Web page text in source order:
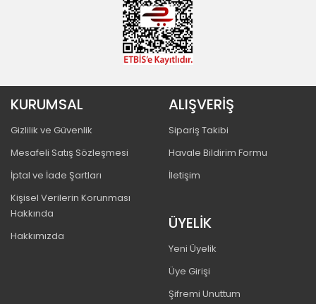
KURUMSAL
Gizlilik ve Güvenlik
Mesafeli Satış Sözleşmesi
İptal ve İade Şartları
Kişisel Verilerin Korunması
Hakkında
Hakkımızda
ALIŞVERİŞ
Sipariş Takibi
Havale Bildirim Formu
İletişim
ÜYELİK
Yeni Üyelik
Üye Girişi
Şifremi Unuttum